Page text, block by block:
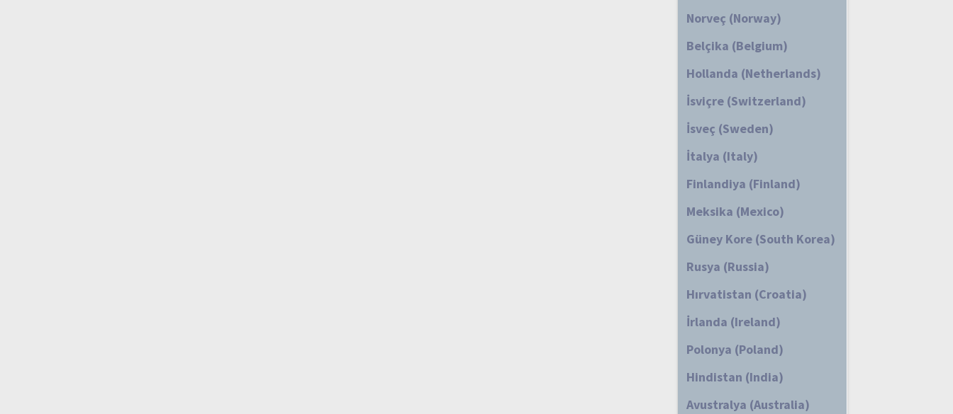
Norveç (Norway)
Belçika (Belgium)
Hollanda (Netherlands)
İsviçre (Switzerland)
İsveç (Sweden)
İtalya (Italy)
Finlandiya (Finland)
Meksika (Mexico)
Güney Kore (South Korea)
Rusya (Russia)
Hırvatistan (Croatia)
İrlanda (Ireland)
Polonya (Poland)
Hindistan (India)
Avustralya (Australia)